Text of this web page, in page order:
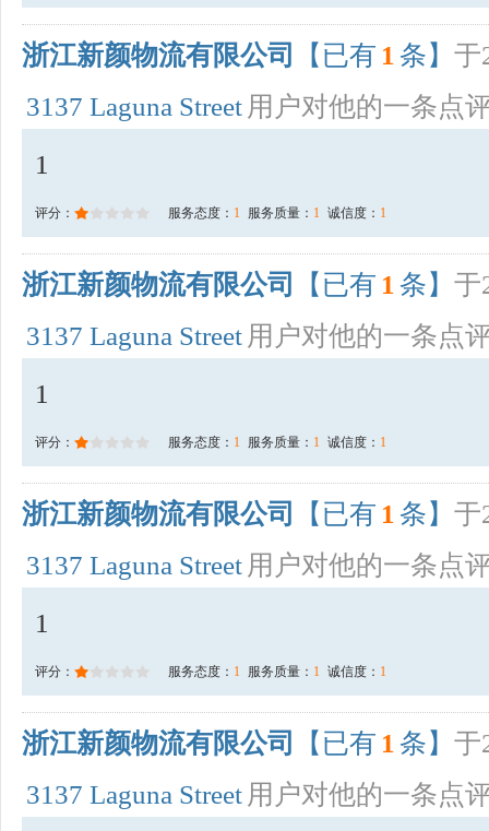
浙江新颜物流有限公司 【已有 1 条】 于
3137 Laguna Street 用户对他的一条点
1
评分： 服务态度： 1 服务质量： 1 诚信度： 1
浙江新颜物流有限公司 【已有 1 条】 于
3137 Laguna Street 用户对他的一条点
1
评分： 服务态度： 1 服务质量： 1 诚信度： 1
浙江新颜物流有限公司 【已有 1 条】 于
3137 Laguna Street 用户对他的一条点
1
评分： 服务态度： 1 服务质量： 1 诚信度： 1
浙江新颜物流有限公司 【已有 1 条】 于
3137 Laguna Street 用户对他的一条点